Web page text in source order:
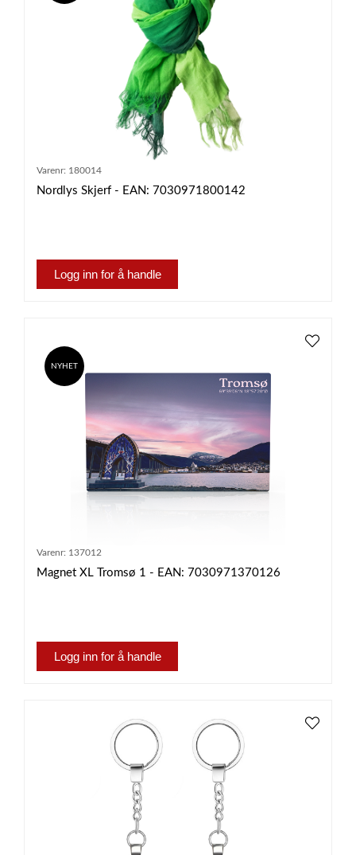
Varenr: 180014
Nordlys Skjerf - EAN: 7030971800142
Logg inn for å handle
NYHET
Varenr: 137012
Magnet XL Tromsø 1 - EAN: 7030971370126
Logg inn for å handle